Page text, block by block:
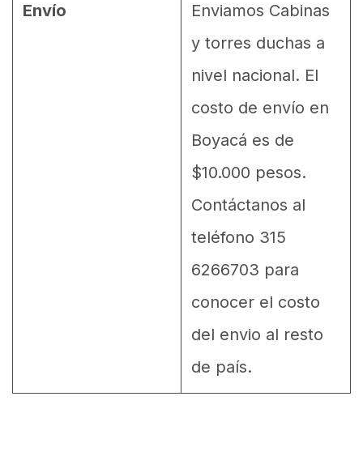
Envío
Enviamos Cabinas
y torres duchas a
nivel nacional. El
costo de envío en
Boyacá es de
$10.000 pesos.
Contáctanos al
teléfono 315
6266703 para
conocer el costo
del envio al resto
de país.